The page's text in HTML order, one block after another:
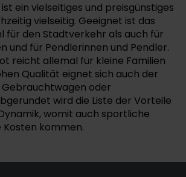
ist ein vielseitiges und preisgünstiges
vielseitig. Geeignet ist das
für den Stadtverkehr als auch für
und für Pendlerinnen und Pendler.
reicht allemal für kleine Familien
Qualität eignet sich auch der
Gebrauchtwagen oder
wird die Liste der Vorteile
womit auch sportliche
Kosten kommen.